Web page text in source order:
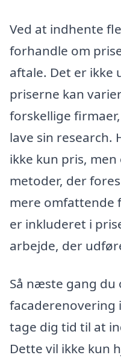
Ved at indhente
forhandle om
aftale. Det er ikke
priserne kan
forskellige
lave sin research.
ikke kun pris,
metoder, der
mere omfattende
er inkluderet i
arbejde, der
Så næste gang du
facaderenovering
tage dig tid til at
Dette vil ikke kun